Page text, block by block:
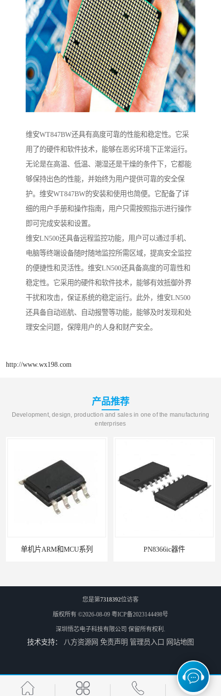
维安WT847BW还具有高度可靠的性能和稳定性。它采
用了的硬件和软件技术，能够在恶劣环境下正常运行。
无论是在高温、低温、潮湿还是干燥的条件下，它都能
够保持出色的性能，并始终为用户提供可靠的安全保
护。维安WT847BW的安装和使用也简便。它配备了详
细的用户手册和操作指南，用户只需按照指示进行操作
即可完成安装和设置。
维安LN500还具备远程监控功能，用户可以通过手机、
电脑等终端设备随时随地监控所需区域，提高安全监控
的便捷性和灵活性。维安LN500还具备高度的可靠性和
稳定性。它采用的硬件和软件技术，能够有效抵御外界
干扰和攻击，保证系统的稳定运行。此外，维安LN500
还具备自动巡航、自动报警等功能，能够及时发现和处
理安全问题，保障用户的人身和财产安全。
http://www.wx198.com
产品推荐
Development, design, production and sales in one of the manufacturing
enterprises
单机片ARM和MCU系列 PN8366ic器件
PN8161电源ic的作用 电源芯片ic
您是第7318392位访客
版权所有 ©2026-08-09 粤ICP备2023144498号
深圳悟芯电子科技有限公司 保留所有权利.
技术支持： 八方资源网 免责声明 管理员入口 网站地图